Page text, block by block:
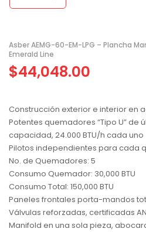
Asber AEMG-60-EM-LPG – Plancha
Emerald Line
$44,048.00
Construcción exterior e interior en
Potentes quemadores “Tipo U” de
capacidad, 24.000 BTU/h cada uno
Pilotos independientes para cada
No. de Quemadores: 5
Consumo Quemador: 30,000 BTU
Consumo Total: 150,000 BTU
Paneles frontales porta-mandos
Válvulas reforzadas, certificadas
Manifold en una sola pieza,